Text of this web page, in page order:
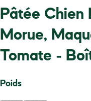
Pâtée Chien
Morue,
Tomate -
Poids